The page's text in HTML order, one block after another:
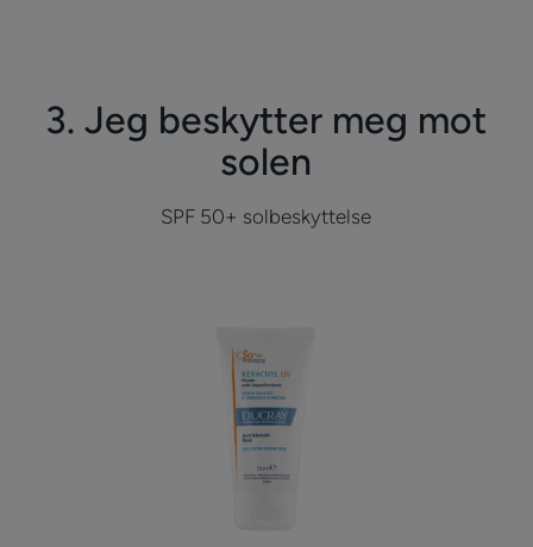
3. Jeg beskytter meg mot
solen
SPF 50+ solbeskyttelse
Fluid
|
Solkrem
til